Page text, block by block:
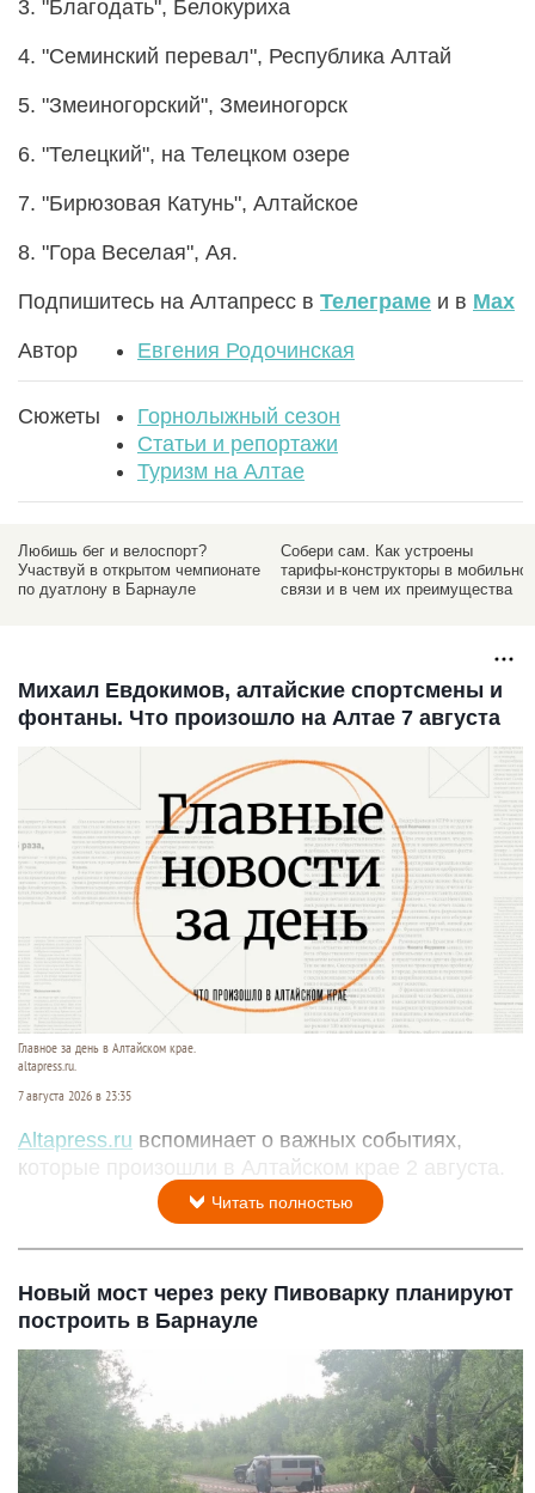
3. "Благодать", Белокуриха
4. "Семинский перевал", Республика Алтай
5. "Змеино­горский", Змеиногорск
6. "Телецкий", на Телецком озере
7. "Бирюзовая Катунь", Алтайское
8. "Гора Веселая", Ая.
Подпишитесь на Алтапресс в Телеграме и в Max
Автор Евгения Родочинская
Сюжеты
Горнолыжный сезон
Статьи и репортажи
Туризм на Алтае
Любишь бег и велоспорт?
Участвуй в открытом чемпионате
по дуатлону в Барнауле
Собери сам. Как устроены
тарифы-конструкторы в мобильной
связи и в чем их преимущества
Михаил Евдокимов, алтайские спортсмены и
фонтаны. Что произошло на Алтае 7 августа
Главное за день в Алтайском крае.
altapress.ru.
7 августа 2026 в 23:35
Altapress.ru вспоминает о важных событиях,
которые произошли в Алтайском крае 2 августа.
Читать полностью
Новый мост через реку Пивоварку планируют
построить в Барнауле